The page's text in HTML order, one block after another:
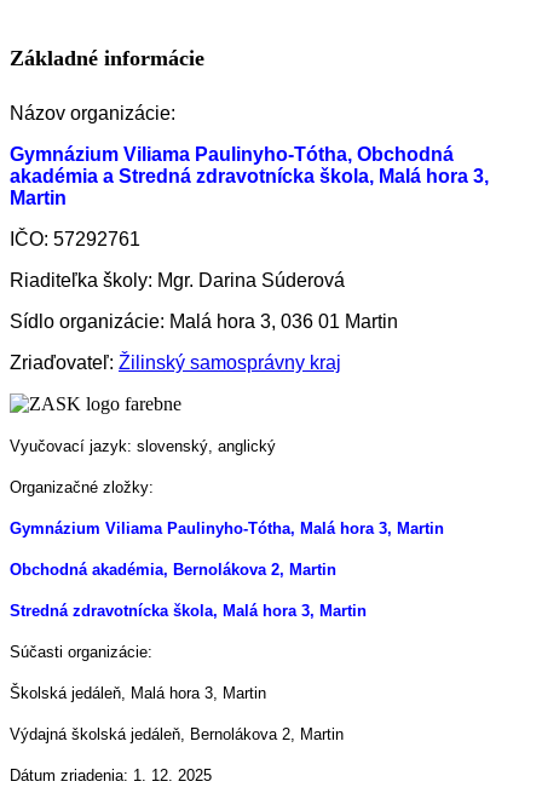
Základné informácie
Názov organizácie:
Gymnázium Viliama Paulinyho-Tótha, Obchodná
akadémia a Stredná zdravotnícka škola, Malá hora 3,
Martin
IČO: 57292761
Riaditeľka školy: Mgr. Darina Súderová
Sídlo organizácie: Malá hora 3, 036 01 Martin
Zriaďovateľ: Žilinský samosprávny kraj
Vyučovací jazyk: slovenský, anglický
Organizačné zložky:
Gymnázium Viliama Paulinyho-Tótha, Malá hora 3, Martin
Obchodná akadémia, Bernolákova 2, Martin
Stredná zdravotnícka škola, Malá hora 3, Martin
Súčasti organizácie:
Školská jedáleň, Malá hora 3, Martin
Výdajná školská jedáleň, Bernolákova 2, Martin
Dátum zriadenia: 1. 12. 2025